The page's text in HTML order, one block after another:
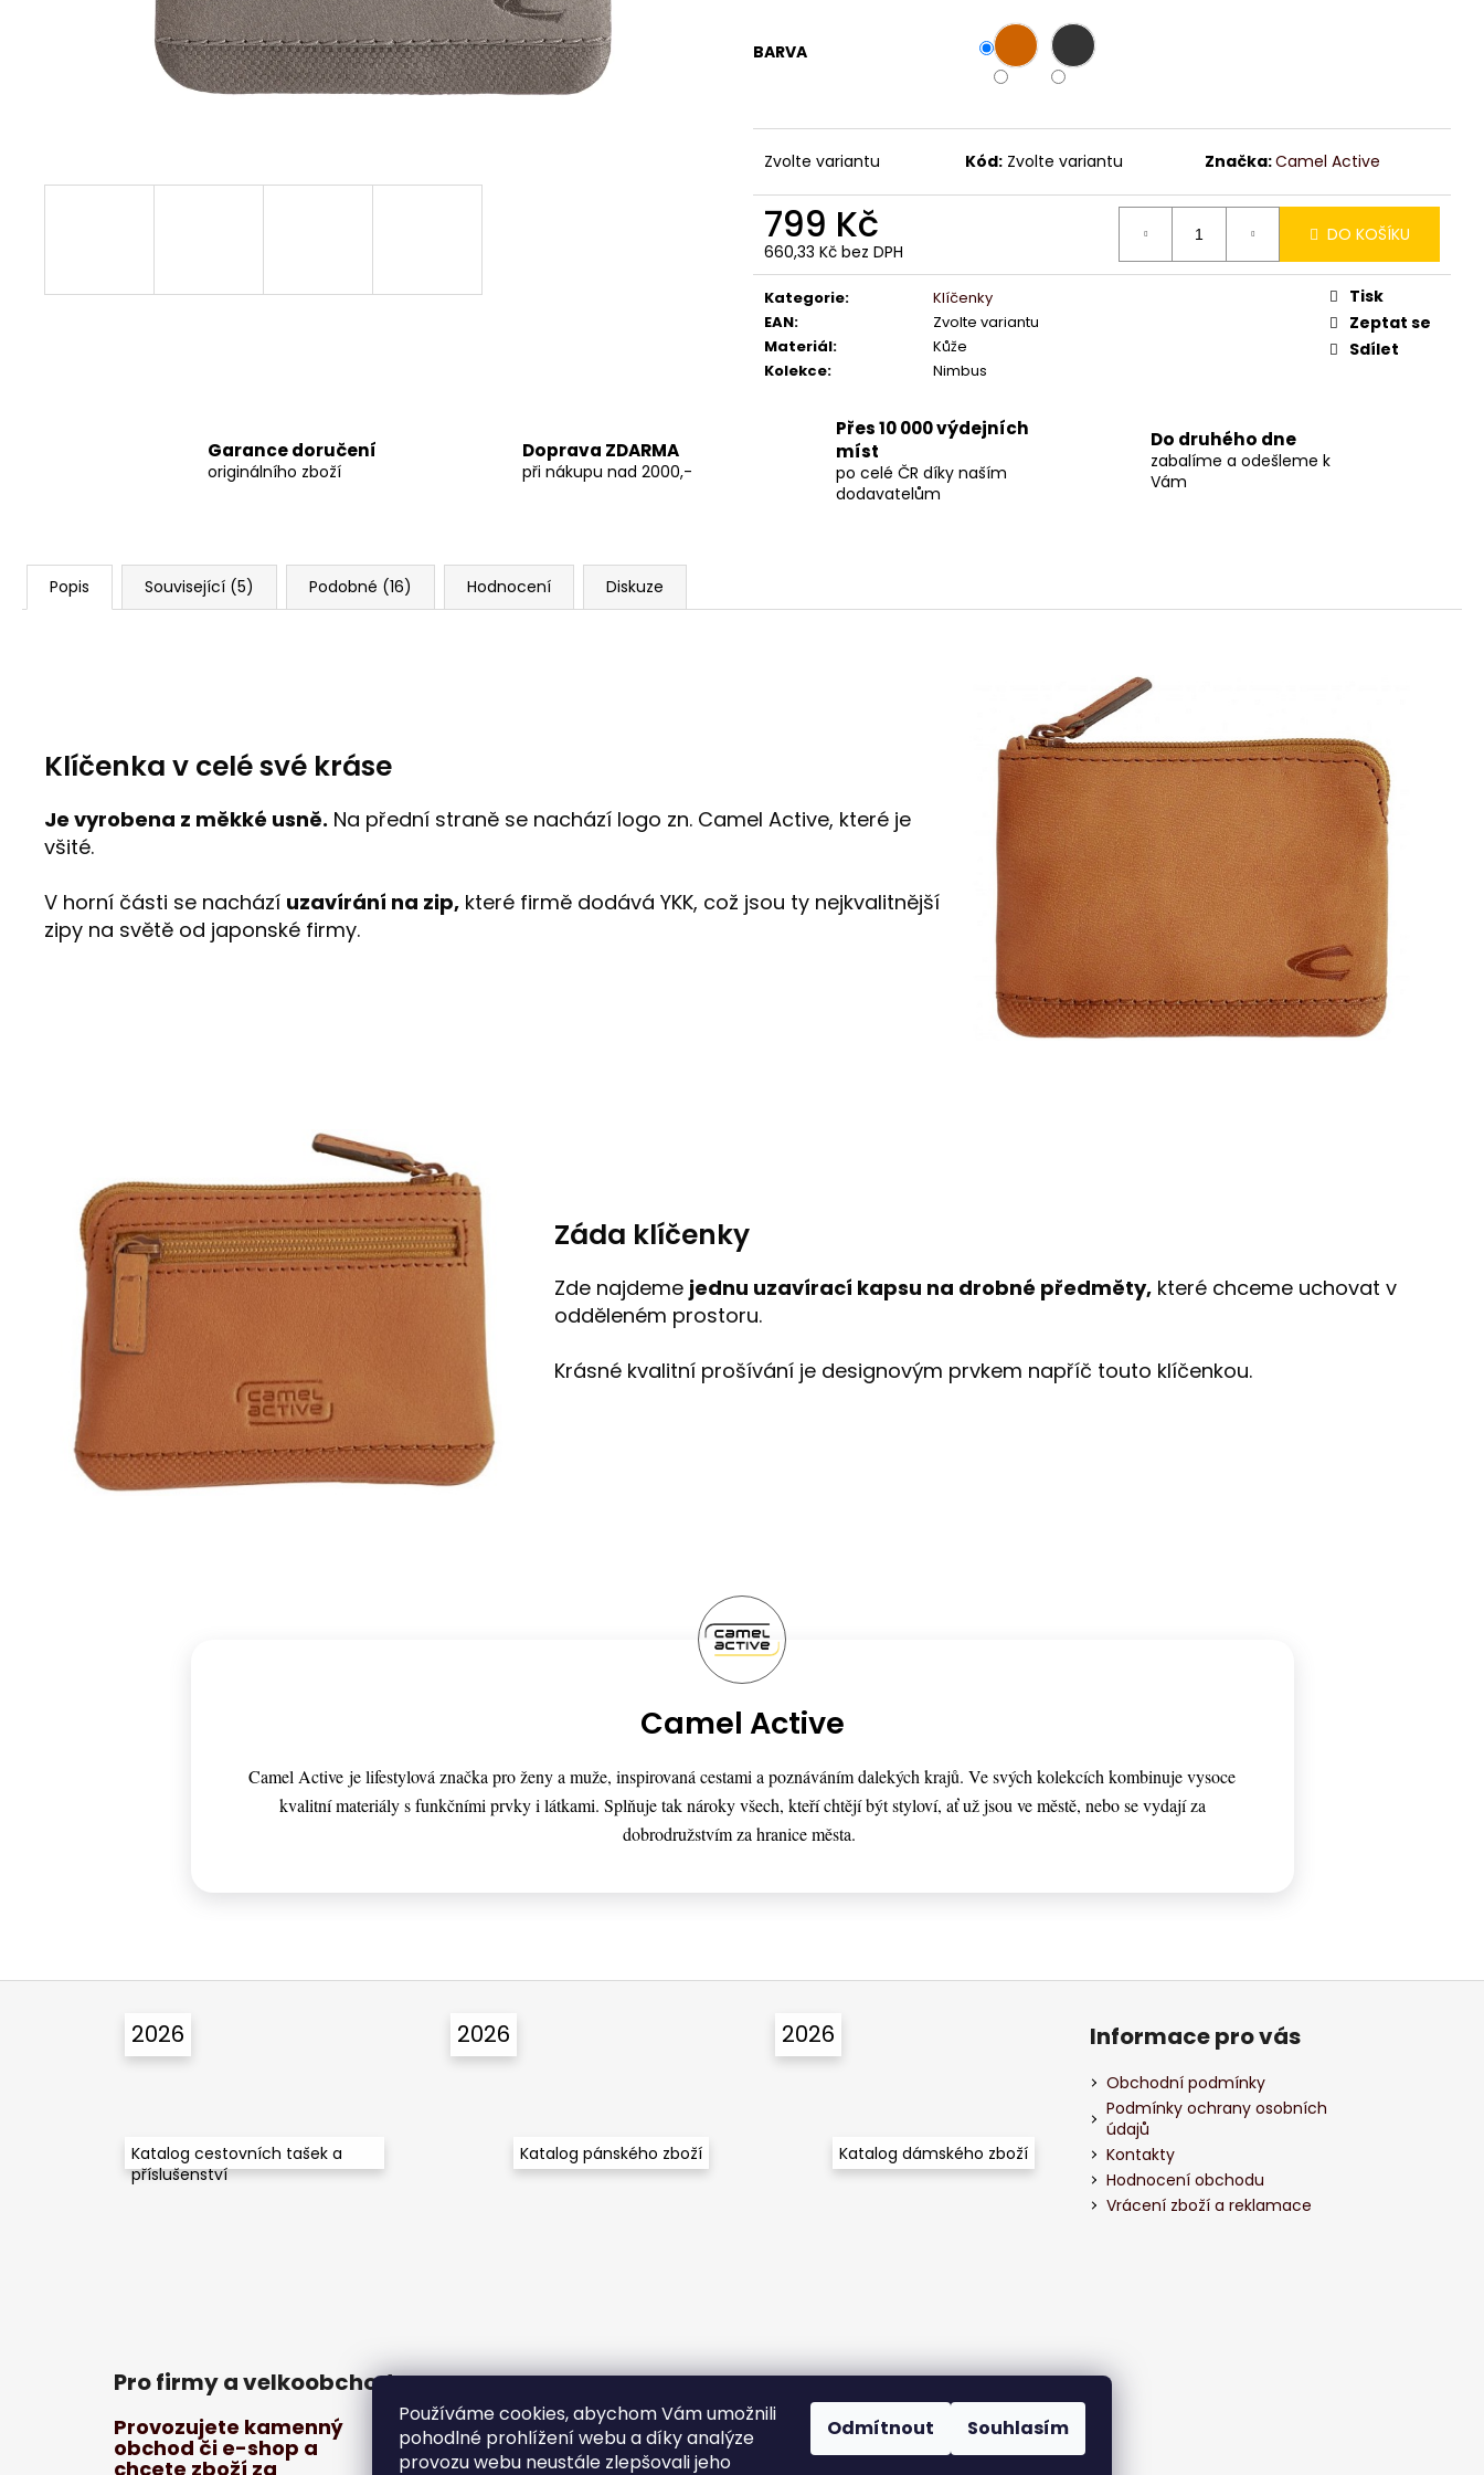
Používáme cookies, abychom Vám umožnili
pohodlné prohlížení webu a díky analýze
provozu webu neustále zlepšovali jeho
Odmítnout Souhlasím
BARVA
Zvolte variantu Kód: Zvolte variantu Značka:Camel Active
799 Kč
660,33 Kč bez DPH
Měrná
cena:
DO KOŠÍKU
Kategorie:
Klíčenky
EAN:
Zvolte variantu
Materiál:
Kůže
Kolekce: Nimbus
Tisk
Zeptat se
Sdílet
Garance doručení
originálního zboží
Doprava ZDARMA
při nákupu nad 2000,-
Přes 10 000 výdejních
míst
po celé ČR díky naším
dodavatelům
Do druhého dne
zabalíme a odešleme k
Vám
Popis Související (5) Podobné (16) Hodnocení Diskuze
Klíčenka v celé své kráse
Je vyrobena z měkké usně. Na přední straně se nachází logo zn. Camel Active, které je
všité.
V horní části se nachází uzavírání na zip, které firmě dodává YKK, což jsou ty nejkvalitnější
zipy na světě od japonské firmy.
Záda klíčenky
Zde najdeme jednu uzavírací kapsu na drobné předměty, které chceme uchovat v
odděleném prostoru.
Krásné kvalitní prošívání je designovým prvkem napříč touto klíčenkou.
Camel Active
Camel Active je lifestylová značka pro ženy a muže, inspirovaná cestami a poznáváním dalekých krajů. Ve svých kolekcích kombinuje vysoce
kvalitní materiály s funkčními prvky i látkami. Splňuje tak nároky všech, kteří chtějí být styloví, ať už jsou ve městě, nebo se vydají za
dobrodružstvím za hranice města.
Z
2026
Katalog cestovních tašek a
příslušenství
2026
Katalog pánského zboží
2026
Katalog dámského zboží
Informace pro vás
Obchodní podmínky
Podmínky ochrany osobních
údajů
Kontakty
Hodnocení obchodu
Vrácení zboží a reklamace
Pro firmy a velkoobchod
Provozujete kamenný
obchod či e-shop a
chcete zboží za